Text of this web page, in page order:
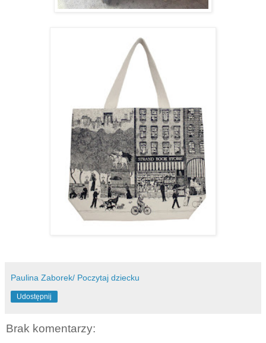
Paulina Zaborek/ Poczytaj dziecku
Udostępnij
Brak komentarzy: